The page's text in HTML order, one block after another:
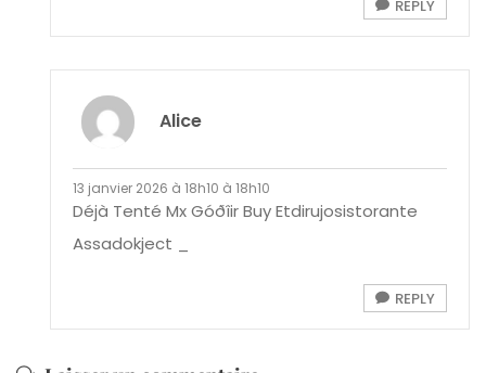
REPLY
Alice
13 janvier 2026 à 18h10 à 18h10
Déjà Tenté Mx Góðîir Buy Etdirujosistorante
Assadokject _
REPLY